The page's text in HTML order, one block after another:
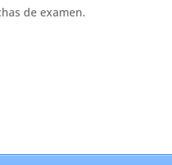
de examen.